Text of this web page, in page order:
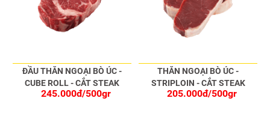
ĐẦU THĂN NGOẠI BÒ ÚC -
CUBE ROLL - CẮT STEAK
245.000đ/500gr
THĂN NGOẠI BÒ ÚC -
STRIPLOIN - CẮT STEAK
205.000đ/500gr